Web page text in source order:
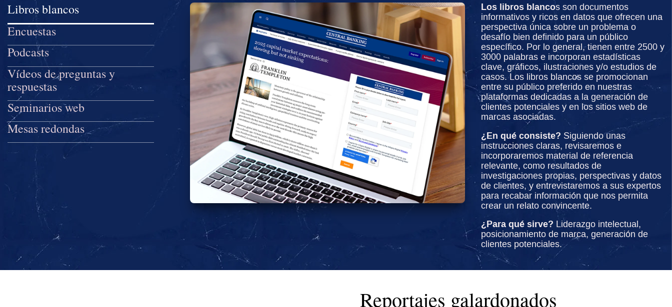
Libros blancos
Encuestas
Podcasts
Vídeos de preguntas y
respuestas
Seminarios web
Mesas redondas
Los libros blancos son documentos
informativos y ricos en datos que ofrecen una
perspectiva única sobre un problema o
desafío bien definido para un público
específico. Por lo general, tienen entre 2500 y
3000 palabras e incorporan estadísticas
clave, gráficos, ilustraciones y/o estudios de
casos. Los libros blancos se promocionan
entre su público preferido en nuestras
plataformas dedicadas a la generación de
clientes potenciales y en los sitios web de
marcas asociadas.
¿En qué consiste? Siguiendo unas
instrucciones claras, revisaremos e
incorporaremos material de referencia
relevante, como resultados de
investigaciones propias, perspectivas y datos
de clientes, y entrevistaremos a sus expertos
para recabar información que nos permita
crear un relato convincente.
¿Para qué sirve? Liderazgo intelectual,
posicionamiento de marca, generación de
clientes potenciales.
Reportajes galardonados